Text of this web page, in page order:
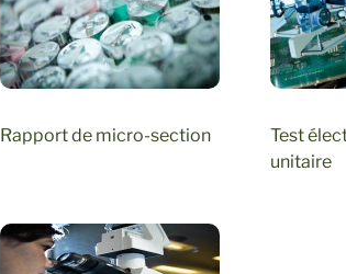
Rapport de micro-section
Test
unitaire